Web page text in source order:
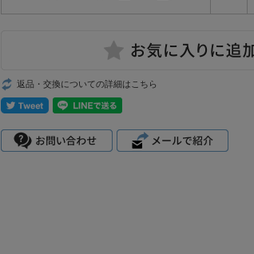
返品・交換についての詳細はこちら